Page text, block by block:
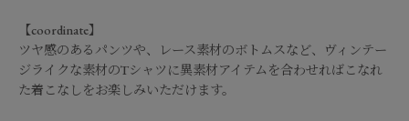
【coordinate】
ツヤ感のあるパンツや、レース素材のボトムスなど、ヴィンテー
ジライクな素材のTシャツに異素材アイテムを合わせればこなれ
た着こなしをお楽しみいただけます。